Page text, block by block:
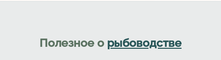
Полезное о рыбоводстве